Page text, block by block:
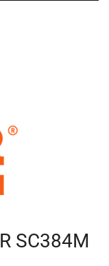
SC384M